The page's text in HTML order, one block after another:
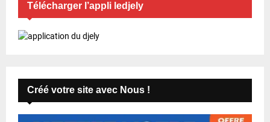
Télécharger l’appli ledjely
Créé votre site avec Nous !